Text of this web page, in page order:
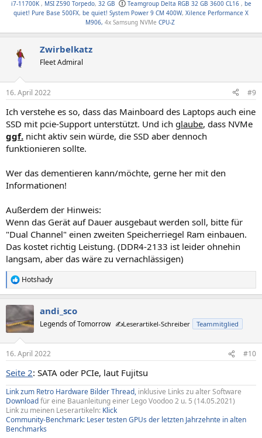
i7-11700K, MSI Z590 Torpedo, 32 GB Teamgroup Delta RGB 32 GB 3600 CL16, be
quiet! Pure Base 500FX, be quiet! System Power 9 CM 400W, Xilence Performance X
M906, 4x Samsung NVMe CPU-Z
Zwirbelkatz
Fleet Admiral
16. April 2022 #9
Ich verstehe es so, dass das Mainboard des Laptops auch eine
SSD mit pcie-Support unterstützt. Und ich glaube, dass NVMe
ggf. nicht aktiv sein würde, die SSD aber dennoch
funktionieren sollte.
Wer das dementieren kann/möchte, gerne her mit den
Informationen!
Außerdem der Hinweis:
Wenn das Gerät auf Dauer ausgebaut werden soll, bitte für
"Dual Channel" einen zweiten Speicherriegel Ram einbauen.
Das kostet richtig Leistung. (DDR4-2133 ist leider ohnehin
langsam, aber das wäre zu vernachlässigen)
R
e
t
i
e
:
Hotshady
andi_sco
Legends of Tomorrow ✍️Leserartikel-Schreiber Teammitglied
16. April 2022 #10
Seite 2: SATA oder PCIe, laut Fujitsu
Link zum Retro Hardware Bilder Thread, inklusive Links zu alter Software
Downloadfür eine Bauanleitung einer Lego Voodoo 2 u. 5 (14.05.2021)
Link zu meinen Leserartikeln: Klick
Community-Benchmark: Leser testen GPUs der letzten Jahrzehnte in alten
Benchmarks